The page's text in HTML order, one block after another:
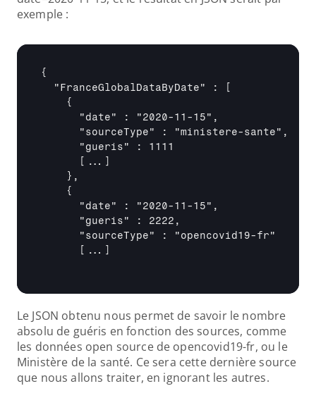
exemple :
{
  "FranceGlobalDataByDate" : [
    {
      "date" : "2020-11-15",
      "sourceType" : "ministere-sante",
      "gueris" : 1111
[...]
    },
    {
      "date" : "2020-11-15",
      "gueris" : 2222,
      "sourceType" : "opencovid19-fr"
[...]
Le JSON obtenu nous permet de savoir le nombre
absolu de guéris en fonction des sources, comme
les données open source de opencovid19-fr, ou le
Ministère de la santé. Ce sera cette dernière source
que nous allons traiter, en ignorant les autres.